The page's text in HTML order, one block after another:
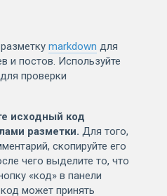
markdown для
и постов. Используйте
проверки
исходный код
разметки. Для того,
скопируйте его
чего выделите то, что
«код» в панели
может принять